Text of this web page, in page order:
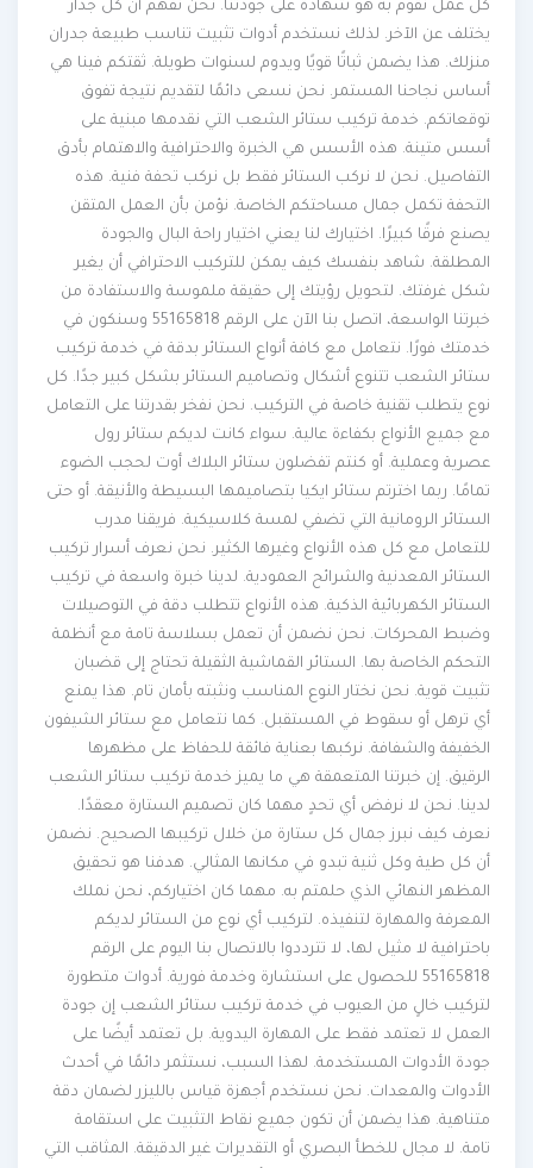
كل عمل نقوم به هو شهادة على جودتنا. نحن نفهم أن كل جدار
يختلف عن الآخر. لذلك نستخدم أدوات تثبيت تناسب طبيعة جدران
منزلك. هذا يضمن ثباتًا قويًا ويدوم لسنوات طويلة. ثقتكم فينا هي
أساس نجاحنا المستمر. نحن نسعى دائمًا لتقديم نتيجة تفوق
توقعاتكم. خدمة تركيب ستائر الشعب التي نقدمها مبنية على
أسس متينة. هذه الأسس هي الخبرة والاحترافية والاهتمام بأدق
التفاصيل. نحن لا نركب الستائر فقط بل نركب تحفة فنية. هذه
التحفة تكمل جمال مساحتكم الخاصة. نؤمن بأن العمل المتقن
يصنع فرقًا كبيرًا. اختيارك لنا يعني اختيار راحة البال والجودة
المطلقة. شاهد بنفسك كيف يمكن للتركيب الاحترافي أن يغير
شكل غرفتك. لتحويل رؤيتك إلى حقيقة ملموسة والاستفادة من
خبرتنا الواسعة، اتصل بنا الآن على الرقم 55165818 وسنكون في
خدمتك فورًا. نتعامل مع كافة أنواع الستائر بدقة في خدمة تركيب
ستائر الشعب تتنوع أشكال وتصاميم الستائر بشكل كبير جدًا. كل
نوع يتطلب تقنية خاصة في التركيب. نحن نفخر بقدرتنا على التعامل
مع جميع الأنواع بكفاءة عالية. سواء كانت لديكم ستائر رول
عصرية وعملية. أو كنتم تفضلون ستائر البلاك أوت لحجب الضوء
تمامًا. ربما اخترتم ستائر ايكيا بتصاميمها البسيطة والأنيقة. أو حتى
الستائر الرومانية التي تضفي لمسة كلاسيكية. فريقنا مدرب
للتعامل مع كل هذه الأنواع وغيرها الكثير. نحن نعرف أسرار تركيب
الستائر المعدنية والشرائح العمودية. لدينا خبرة واسعة في تركيب
الستائر الكهربائية الذكية. هذه الأنواع تتطلب دقة في التوصيلات
وضبط المحركات. نحن نضمن أن تعمل بسلاسة تامة مع أنظمة
التحكم الخاصة بها. الستائر القماشية الثقيلة تحتاج إلى قضبان
تثبيت قوية. نحن نختار النوع المناسب ونثبته بأمان تام. هذا يمنع
أي ترهل أو سقوط في المستقبل. كما نتعامل مع ستائر الشيفون
الخفيفة والشفافة. نركبها بعناية فائقة للحفاظ على مظهرها
الرقيق. إن خبرتنا المتعمقة هي ما يميز خدمة تركيب ستائر الشعب
لدينا. نحن لا نرفض أي تحدٍ مهما كان تصميم الستارة معقدًا.
نعرف كيف نبرز جمال كل ستارة من خلال تركيبها الصحيح. نضمن
أن كل طية وكل ثنية تبدو في مكانها المثالي. هدفنا هو تحقيق
المظهر النهائي الذي حلمتم به. مهما كان اختياركم، نحن نملك
المعرفة والمهارة لتنفيذه. لتركيب أي نوع من الستائر لديكم
باحترافية لا مثيل لها، لا تترددوا بالاتصال بنا اليوم على الرقم
55165818 للحصول على استشارة وخدمة فورية. أدوات متطورة
لتركيب خالٍ من العيوب في خدمة تركيب ستائر الشعب إن جودة
العمل لا تعتمد فقط على المهارة اليدوية. بل تعتمد أيضًا على
جودة الأدوات المستخدمة. لهذا السبب، نستثمر دائمًا في أحدث
الأدوات والمعدات. نحن نستخدم أجهزة قياس بالليزر لضمان دقة
متناهية. هذا يضمن أن تكون جميع نقاط التثبيت على استقامة
تامة. لا مجال للخطأ البصري أو التقديرات غير الدقيقة. المثاقب التي